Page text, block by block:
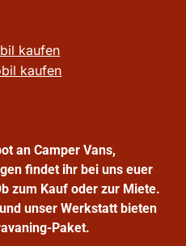
kaufen
kaufen
an Camper Vans,
findet ihr bei uns euer
zum Kauf oder zur Miete.
unser Werkstatt bieten
Paket.